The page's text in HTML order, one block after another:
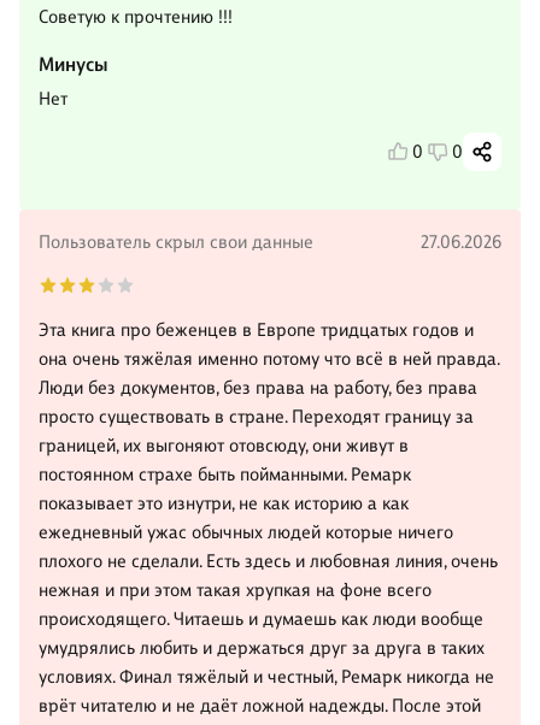
Советую к прочтению !!!
Минусы
Нет
0 0
Пользователь скрыл свои данные 27.06.2026
Эта книга про беженцев в Европе тридцатых годов и
она очень тяжёлая именно потому что всё в ней правда.
Люди без документов, без права на работу, без права
просто существовать в стране. Переходят границу за
границей, их выгоняют отовсюду, они живут в
постоянном страхе быть пойманными. Ремарк
показывает это изнутри, не как историю а как
ежедневный ужас обычных людей которые ничего
плохого не сделали. Есть здесь и любовная линия, очень
нежная и при этом такая хрупкая на фоне всего
происходящего. Читаешь и думаешь как люди вообще
умудрялись любить и держаться друг за друга в таких
условиях. Финал тяжёлый и честный, Ремарк никогда не
врёт читателю и не даёт ложной надежды. После этой